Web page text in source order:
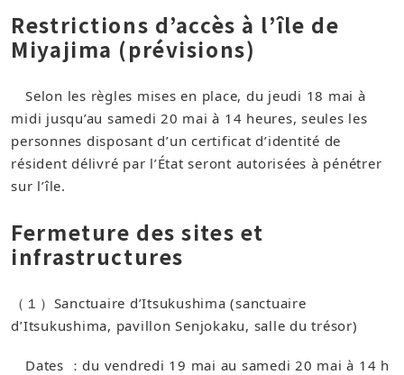
Restrictions d’accès à l’île de
Miyajima (prévisions)
Selon les règles mises en place, du jeudi 18 mai à
midi jusqu’au samedi 20 mai à 14 heures, seules les
personnes disposant d’un certificat d’identité de
résident délivré par l’État seront autorisées à pénétrer
sur l’île.
Fermeture des sites et
infrastructures
（１）Sanctuaire d’Itsukushima (sanctuaire
d’Itsukushima, pavillon Senjokaku, salle du trésor)
Dates ：du vendredi 19 mai au samedi 20 mai à 14 h